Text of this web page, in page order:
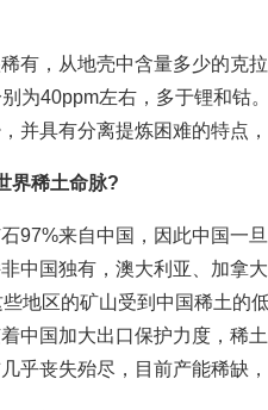
有，从地壳中含量多少的克
为40ppm左右，多于锂和钴
并具有分离提炼困难的特点
界稀土命脉?
97%来自中国，因此中国一
中国独有，澳大利亚、加拿
地区的矿山受到中国稀土的
中国加大出口保护力度，稀
乎丧失殆尽，目前产能稀缺